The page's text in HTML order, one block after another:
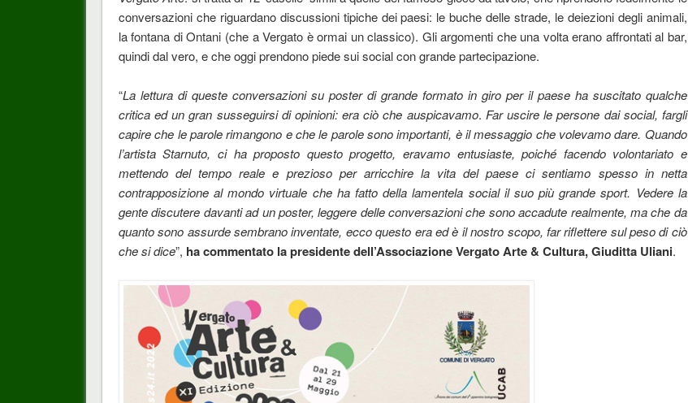
conversazioni che riguardano discussioni tipiche dei paesi: le buche delle strade, le deiezioni degli animali,
la fontana di Ontani (che a Vergato è ormai un classico). Gli argomenti che una volta erano affrontati al bar,
quindi dal vero, e che oggi prendono piede sui social con grande partecipazione.
“La lettura di queste conversazioni su poster di grande formato in giro per il paese ha suscitato qualche
critica ed un gran susseguirsi di opinioni: era ciò che auspicavamo. Far uscire le persone dai social, fargli
capire che le parole rimangono e che le parole sono importanti, è il messaggio che volevamo dare. Quando
l’artista Starnuto, ci ha proposto questo progetto, eravamo entusiaste, poiché facendo volontariato e
mettendo del tempo reale e prezioso per arricchire la vita del paese ci sentiamo spesso in netta
contrapposizione al mondo virtuale che ha fatto della lamentela social il suo più grande sport. Vedere la
gente discutere davanti ad un poster, leggere delle conversazioni che sono accadute realmente, ma che da
quanto sono assurde sembrano inventate, ecco questo era ed è il nostro scopo, far riflettere sul peso di ciò
che si dice”, ha commentato la presidente dell’Associazione Vergato Arte & Cultura, Giuditta Uliani.